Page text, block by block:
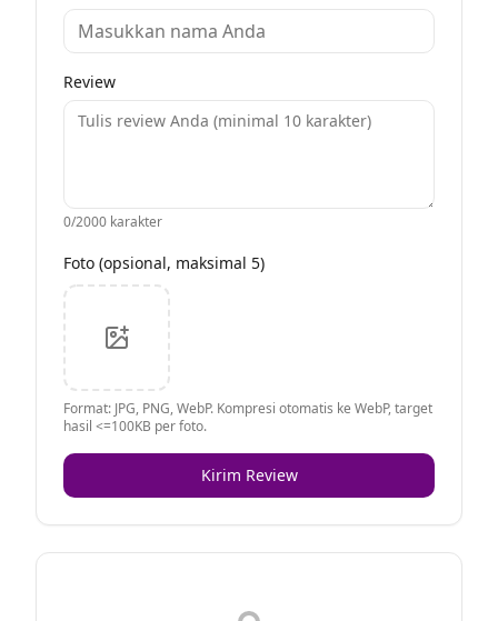
Review
0/2000 karakter
Foto (opsional, maksimal 5)
Format: JPG, PNG, WebP. Kompresi otomatis ke WebP, target
hasil <=100KB per foto.
Kirim Review